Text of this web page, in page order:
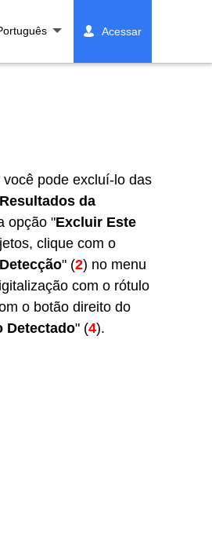
Acessar
pode excluí-lo das
Resultados da
opção "Excluir Este
clique com o
" (2) no menu
com o rótulo
o botão direito do
Detectado" (4).